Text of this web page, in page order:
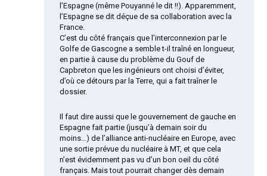
l’Espagne (même Pouyanné le dit !!). Apparemment,
l’Espagne se dit déçue de sa collaboration avec la
France.
C’est du côté français que l’interconnexion par le
Golfe de Gascogne a semble t-il traîné en longueur,
en partie à cause du problème du Gouf de
Capbreton que les ingénieurs ont choisi d’éviter,
d’où ce détours par la Terre, qui a fait traîner le
dossier.
Il faut dire aussi que le gouvernement de gauche en
Espagne fait partie (jusqu’à demain soir du
moins…) de l’alliance anti-nucléaire en Europe, avec
une sortie prévue du nucléaire à MT, et que cela
n’est évidemment pas vu d’un bon oeil du côté
français. Mais tout pourrait changer dès demain